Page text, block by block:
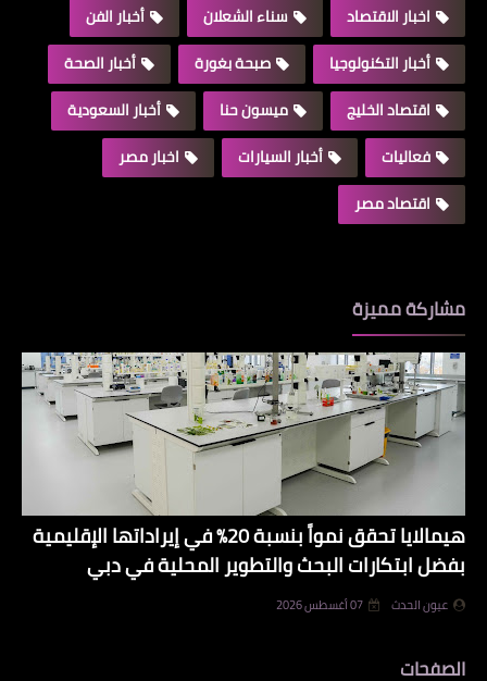
اخبار الاقتصاد
سناء الشعلان
أخبار الفن
أخبار التكنولوجيا
صبحة بغورة
أخبار الصحة
اقتصاد الخليج
ميسون حنا
أخبار السعودية
فعاليات
أخبار السيارات
اخبار مصر
اقتصاد مصر
مشاركة مميزة
هيمالايا تحقق نمواً بنسبة 20% في إيراداتها الإقليمية
بفضل ابتكارات البحث والتطوير المحلية في دبي
عيون الحدث 07 أغسطس 2026
الصفحات